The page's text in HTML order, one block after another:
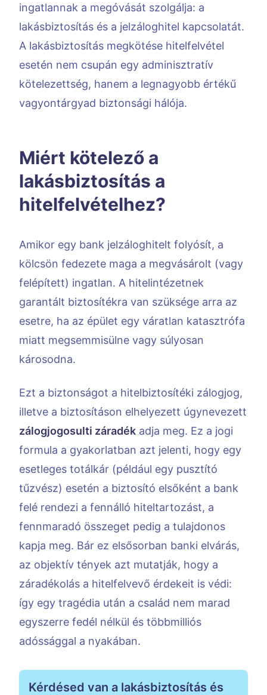
ingatlannak a megóvását szolgálja: a
lakásbiztosítás és a jelzáloghitel kapcsolatát.
A lakásbiztosítás megkötése hitelfelvétel
esetén nem csupán egy adminisztratív
kötelezettség, hanem a legnagyobb értékű
vagyontárgyad biztonsági hálója.
Miért kötelező a
lakásbiztosítás a
hitelfelvételhez?
Amikor egy bank jelzáloghitelt folyósít, a
kölcsön fedezete maga a megvásárolt (vagy
felépített) ingatlan. A hitelintézetnek
garantált biztosítékra van szüksége arra az
esetre, ha az épület egy váratlan katasztrófa
miatt megsemmisülne vagy súlyosan
károsodna.
Ezt a biztonságot a hitelbiztosítéki zálogjog,
illetve a biztosításon elhelyezett úgynevezett
zálogjogosulti záradék adja meg. Ez a jogi
formula a gyakorlatban azt jelenti, hogy egy
esetleges totálkár (például egy pusztító
tűzvész) esetén a biztosító elsőként a bank
felé rendezi a fennálló hiteltartozást, a
fennmaradó összeget pedig a tulajdonos
kapja meg. Bár ez elsősorban banki elvárás,
az objektív tények azt mutatják, hogy a
záradékolás a hitelfelvevő érdekeit is védi:
így egy tragédia után a család nem marad
egyszerre fedél nélkül és többmilliós
adóssággal a nyakában.
Kérdésed van a lakásbiztosítás és